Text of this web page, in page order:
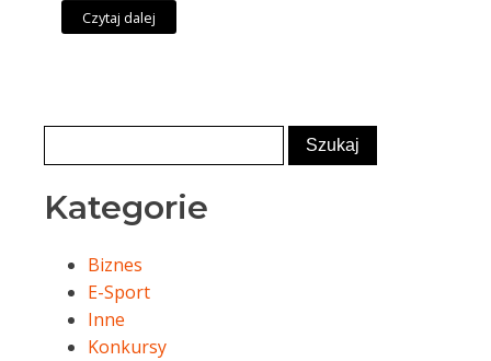
Czytaj dalej
Kategorie
Biznes
E-Sport
Inne
Konkursy